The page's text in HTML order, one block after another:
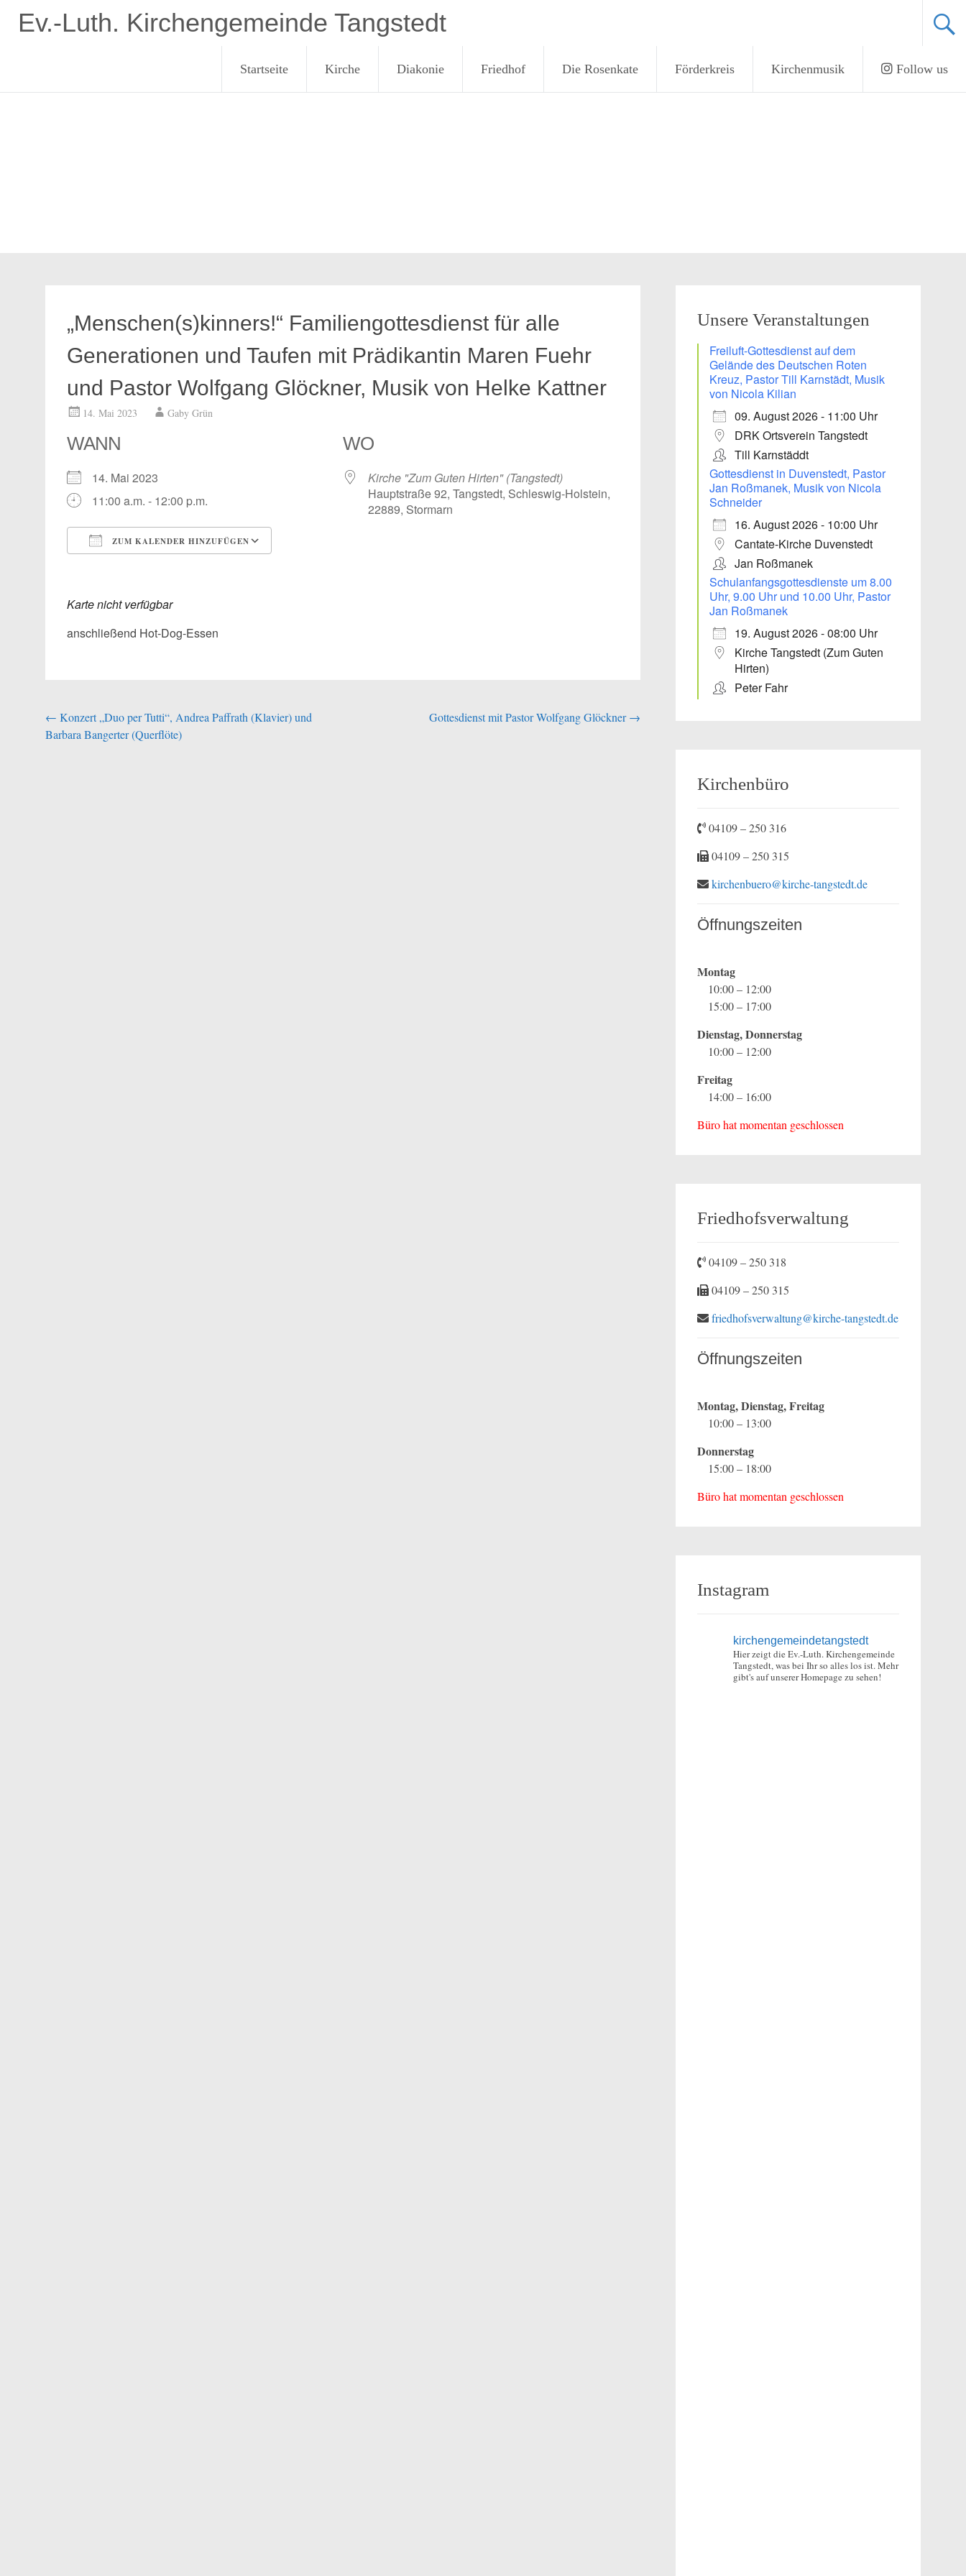
InhaltEv.-Luth. Kirchengemeinde Tangstedt
Startseite Kirche Diakonie Friedhof Die Rosenkate Förderkreis Kirchenmusik Follow us
„Menschen(s)kinners!“ Familiengottesdienst für alle
Generationen und Taufen mit Prädikantin Maren Fuehr
und Pastor Wolfgang Glöckner, Musik von Helke Kattner
14. Mai 2023 Gaby Grün
WANN
14. Mai 2023
11:00 a.m. - 12:00 p.m.
ZUM KALENDER HINZUFÜGEN
Office 365
WO
Kirche "Zum Guten Hirten" (Tangstedt)
Hauptstraße 92, Tangstedt, Schleswig-Holstein,
22889, Stormarn
Karte nicht verfügbar
anschließend Hot-Dog-Essen
Beitragsnavigation
← Konzert „Duo per Tutti“, Andrea Paffrath (Klavier) und
Barbara Bangerter (Querflöte)
Gottesdienst mit Pastor Wolfgang Glöckner→
Unsere Veranstaltungen
Freiluft-Gottesdienst auf dem
Gelände des Deutschen Roten
Kreuz, Pastor Till Karnstädt, Musik
von Nicola Kilian
09. August 2026 - 11:00 Uhr
DRK Ortsverein Tangstedt
Till Karnstäddt
Gottesdienst in Duvenstedt, Pastor
Jan Roßmanek, Musik von Nicola
Schneider
16. August 2026 - 10:00 Uhr
Cantate-Kirche Duvenstedt
Jan Roßmanek
Schulanfangsgottesdienste um 8.00
Uhr, 9.00 Uhr und 10.00 Uhr, Pastor
Jan Roßmanek
19. August 2026 - 08:00 Uhr
Kirche Tangstedt (Zum Guten
Hirten)
Peter Fahr
Kirchenbüro
04109 – 250 316
04109 – 250 315
kirchenbuero@kirche-tangstedt.de
Öffnungszeiten
Montag
10:00 – 12:00
15:00 – 17:00
Dienstag, Donnerstag
10:00 – 12:00
Freitag
14:00 – 16:00
Büro hat momentan geschlossen
Friedhofsverwaltung
04109 – 250 318
04109 – 250 315
friedhofsverwaltung@kirche-tangstedt.de
Öffnungszeiten
Montag, Dienstag, Freitag
10:00 – 13:00
Donnerstag
15:00 – 18:00
Büro hat momentan geschlossen
Instagram
kirchengemeindetangstedt
Hier zeigt die Ev.-Luth. Kirchengemeinde
Tangstedt, was bei Ihr so alles los ist.Mehr
gibt's auf unserer Homepage zu sehen!